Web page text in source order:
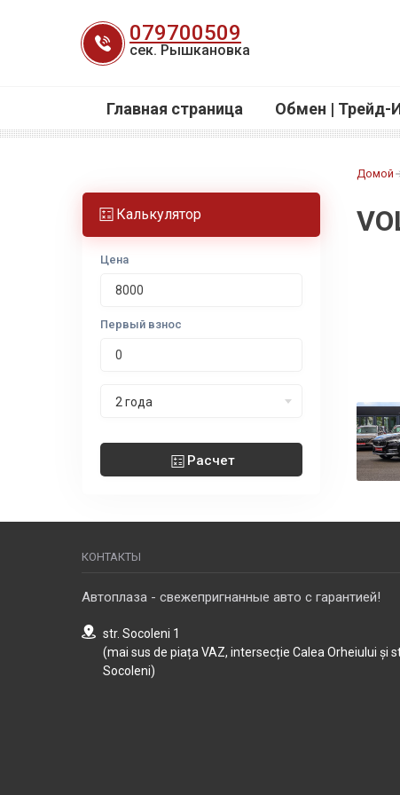
содержанию
079700509
сек. Рышкановка
Главная страница Обмен | Трейд-
Калькулятор
Цена
Первый взнос
2 года
Расчет
Домой
КОНТАКТЫ
Автоплаза - свежепригнанные авто с гарантией!
str. Socoleni 1
(mai sus de piața VAZ, intersecție Calea Orheiului și
Socoleni)